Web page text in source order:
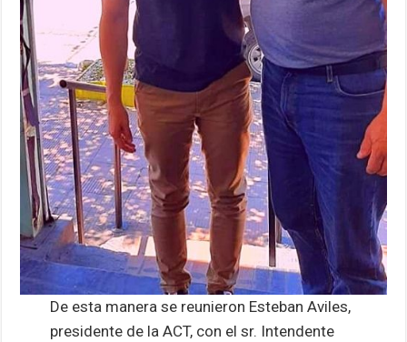
De esta manera se reunieron Esteban Aviles,
presidente de la ACT, con el sr. Intendente